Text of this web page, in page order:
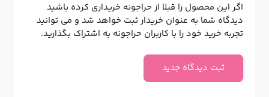
اگر این محصول را قبلا از حراجونه خریداری کرده باشید
دیدگاه شما به عنوان خریدار ثبت خواهد شد و می توانید
تجربه خرید خود را با کاربران حراجونه به اشتراک بگذارید.
ثبت دیدگاه جدید